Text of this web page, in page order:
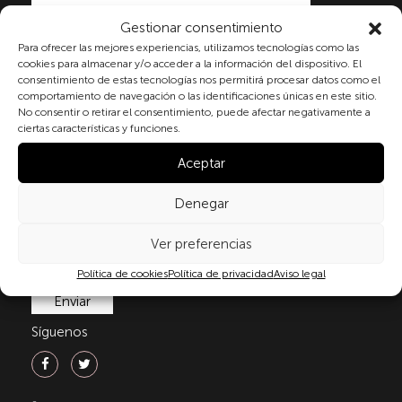
Gestionar consentimiento
Para ofrecer las mejores experiencias, utilizamos tecnologías como las
cookies para almacenar y/o acceder a la información del dispositivo. El
consentimiento de estas tecnologías nos permitirá procesar datos como el
comportamiento de navegación o las identificaciones únicas en este sitio.
No consentir o retirar el consentimiento, puede afectar negativamente a
ciertas características y funciones.
Aceptar
Denegar
Ver preferencias
Política de cookiesPolítica de privacidadAviso legal
Al marcar la casilla y enviar este formulario, usted
consiente expresamente el tratamiento de sus datos
personales conforme a la normativa vigente en
materia de protección de datos personales, en
particular, de acuerdo con lo dispuesto en el
Reglamento (UE) 2016/679 del Parlamento Europeo y
del Consejo de 27 de abril de 2016 (RGPD) y la Ley
Datos Personales y garantía de los derechos
digitale(LOPDGDD). Para más información puede
Síguenos